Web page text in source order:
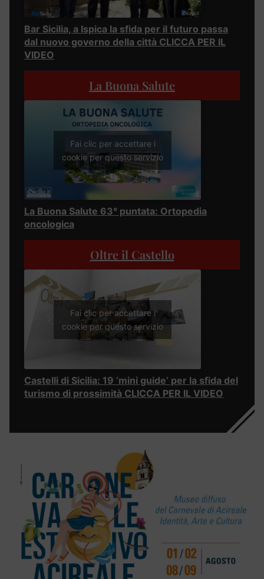
Bar Sicilia, a Ispica la sfida per il futuro passa
dal nuovo governo della città CLICCA PER IL
VIDEO
La Buona Salute
Fai clic per accettare i
cookie per questo servizio
La Buona Salute 63° puntata: Ortopedia
oncologica
Oltre il Castello
Fai clic per accettare i
cookie per questo servizio
Castelli di Sicilia: 19 ‘mini guide’ per la sfida del
turismo di prossimità CLICCA PER IL VIDEO